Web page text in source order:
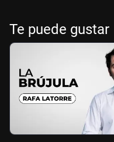
Te puede gustar